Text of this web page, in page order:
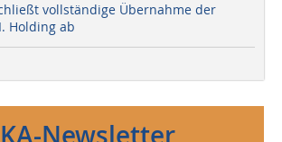
vollständige Übernahme der
Holding ab